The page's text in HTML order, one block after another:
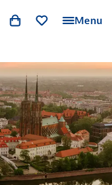
Menu